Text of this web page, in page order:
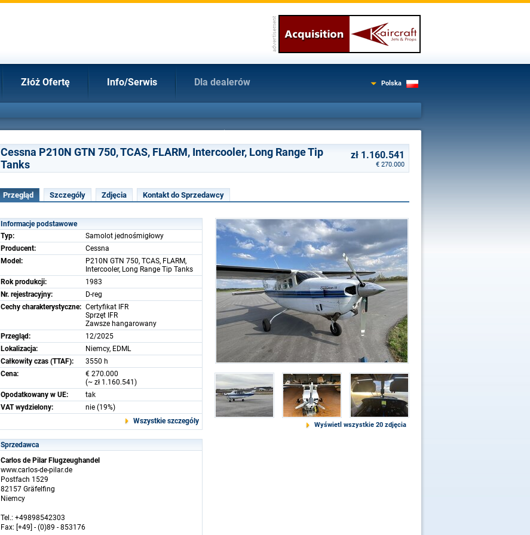
Złóż Ofertę Info/Serwis Dla dealerów Polska
Cessna P210N GTN 750, TCAS, FLARM, Intercooler, Long Range Tip
Tanks
zł 1.160.541
€ 270.000
Przegląd Szczególy Zdjęcia Kontakt do Sprzedawcy
Informacje podstawowe
Typ:
Samolot jednośmigłowy
Producent:
Cessna
Model:
P210N GTN 750, TCAS, FLARM,
Intercooler, Long Range Tip Tanks
Rok produkcji:
1983
Nr. rejestracyjny:
D-reg
Cechy charakterystyczne: Certyfikat IFR
Sprzęt IFR
Zawsze hangarowany
Przegląd:
12/2025
Lokalizacja:
Niemcy, EDML
Całkowity czas (TTAF):
3550 h
Cena:
€ 270.000
(~ zł 1.160.541)
Opodatkowany w UE:
tak
VAT wydzielony:
nie (19%)
Wszystkie szczególy
Sprzedawca
Carlos de Pilar Flugzeughandel
www.carlos-de-pilar.de
Postfach 1529
82157 Gräfelfing
Niemcy
Tel.: +49898542303
Fax: [+49] - (0)89 - 853176
Wyświetl wszystkie 20 zdjęcia